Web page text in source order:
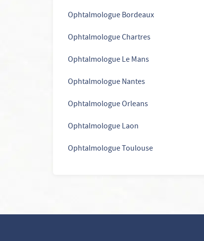
fonctionnement, à en mesurer la fréquentation et, avec votre
Ophtalmologue Bordeaux
Ophtalmologue Chartres
Ophtalmologue Le Mans
Ophtalmologue Nantes
Ophtalmologue Orleans
Ophtalmologue Laon
Ophtalmologue Toulouse